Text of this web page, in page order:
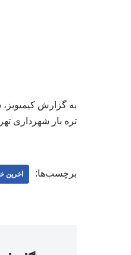
به گزارش کیمیویز،
تره بار شهرداری تهران در
برچسب‌ها: اخرین